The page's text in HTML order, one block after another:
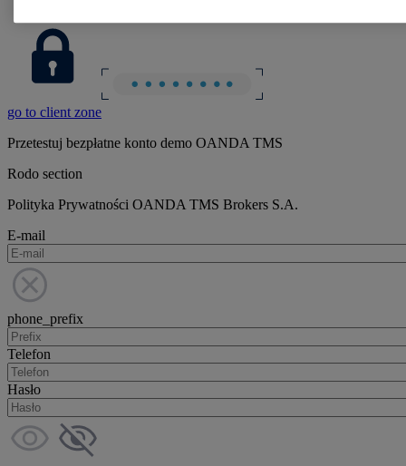
go to client zone
Przetestuj bezpłatne konto demo OANDA TMS
Rodo section
Polityka Prywatności OANDA TMS Brokers S.A.
E-mail
phone_prefix
Telefon
Hasło